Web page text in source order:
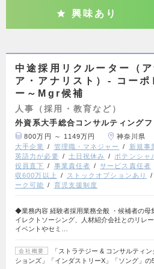
興味あり
中途採用リクルーター（
ア・アナリスト）- コーポ
ー～Mgr候補
人事（採用・教育など）
外資系大手総合コンサルティングフ
800万円 ～ 1149万円 神奈川県
大手企業
管理職・マネジャー 新規事
英語力が必要
土日祝休み ポテンシャ
役員直下
事業責任者 サービス責任者
収600万以上
ストックオプションあり
ーク可能
育児支援制度
◆業務内容 経験者採用業務全般 ・候補者の母
イレクトソーシング、人材紹介会社とのリレー
イベントやセミ…
会社概要
「ストラテジー & コンサルティ
ションズ」「インダストリーX」「ソング」の